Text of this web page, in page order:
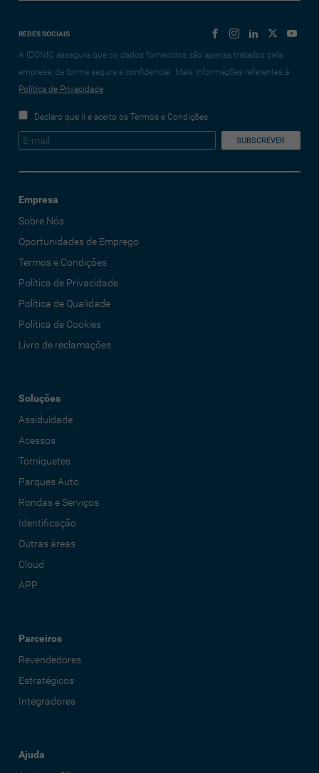
REDES SOCIAIS
A IDONIC assegura que os dados fornecidos são apenas tratados pela
empresa, de forma segura e confidencial. Mais informações referentes à
Política de Privacidade
Declaro que li e aceito os Termos e Condições
Empresa
Sobre Nós
Oportunidades de Emprego
Termos e Condições
Política de Privacidade
Política de Qualidade
Política de Cookies
Livro de reclamações
Soluções
Assiduidade
Acessos
Torniquetes
Parques Auto
Rondas e Serviços
Identificação
Outras áreas
Cloud
APP
Parceiros
Revendedores
Estratégicos
Integradores
Ajuda